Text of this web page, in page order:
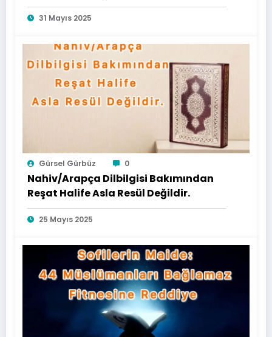
31 Mayıs 2025
Gürsel Gürbüz 0
Nahiv/Arapça Dilbilgisi Bakımından
Reşat Halife Asla Resül Değildir.
25 Mayıs 2025